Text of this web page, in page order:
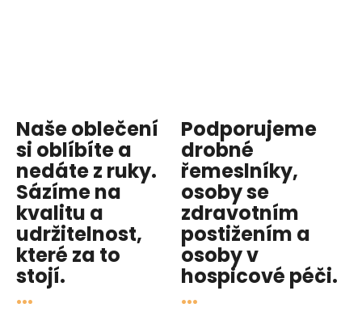
Naše oblečení
si oblíbíte a
nedáte z ruky.
Sázíme na
kvalitu a
udržitelnost,
které za to
stojí.
...
Podporujeme
drobné
řemeslníky,
osoby se
zdravotním
postižením a
osoby v
hospicové péči.
...